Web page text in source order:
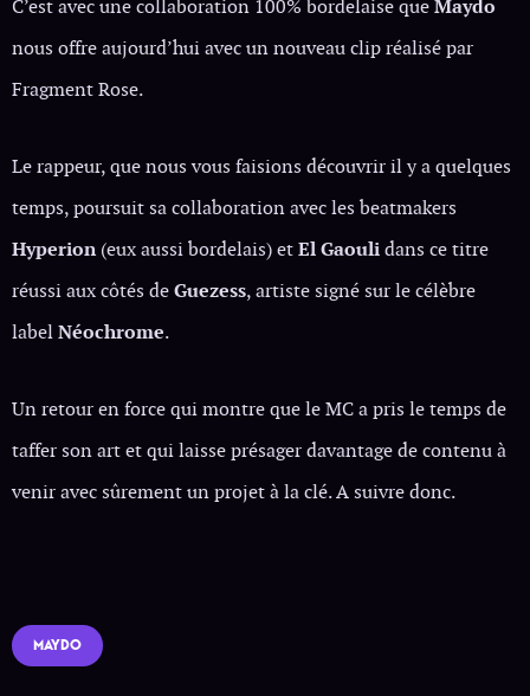
C’est avec une collaboration 100% bordelaise queMaydo
nous offre aujourd’hui avec un nouveau clip réalisé par
Fragment Rose.
Le rappeur, que nous vous faisions découvrir il y a quelques
temps, poursuit sa collaboration avec les beatmakers
Hyperion(eux aussi bordelais) etEl Gaoulidans ce titre
réussi aux côtés deGuezess, artiste signé sur le célèbre
labelNéochrome.
Un retour en force qui montre que le MC a pris le temps de
taffer son art et qui laisse présager davantage de contenu à
venir avec sûrement un projet à la clé. A suivre donc.
MAYDO